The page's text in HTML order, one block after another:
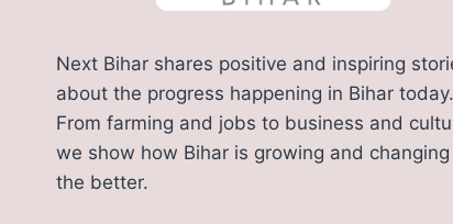
Next Bihar shares positive and inspiring
about the progress happening in Bihar today.
From farming and jobs to business and
we show how Bihar is growing and
the better.